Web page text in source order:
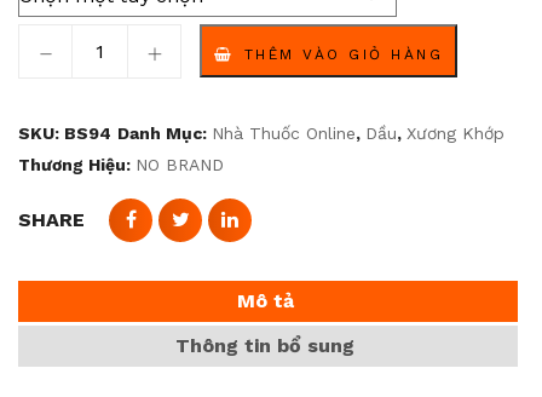
THÊM VÀO GIỎ HÀNG
SKU: BS94 Danh Mục: Nhà Thuốc Online, Dầu, Xương Khớp
Thương Hiệu: NO BRAND
SHARE
Mô tả
Thông tin bổ sung